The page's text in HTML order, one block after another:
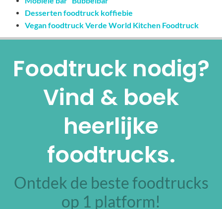
Desserten foodtruck koffiebie
Vegan foodtruck Verde World Kitchen Foodtruck
Foodtruck nodig?
Vind & boek
heerlijke
foodtrucks.
Ontdek de beste foodtrucks
op 1 platform!